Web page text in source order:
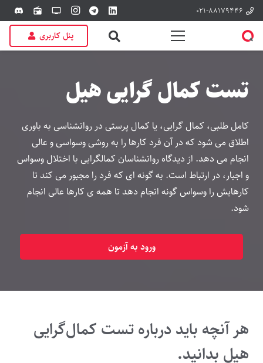
۰۲۱-۸۸۱۷۹۴۴۶ tv
radio
discord
پنل کاربری
تست کمال گرایی هیل
کامل طلبی، کمال گرایی، یا کمال پرستی در روانشناسی به باوری
اطلاق می شود که در آن فرد کارها را به روشی وسواسی و عالی
انجام می دهد. از دیدگاه روانشناسان کمالگرایی با اختلال وسواس
و اجبار، در ارتباط است. به گونه ای که فرد را مجبور می کند تا
کارهایش را وسواس گونه انجام دهد تا همه ی کارها عالی انجام
شود.
ورود به آزمون
هر آنچه باید درباره تست کمال‌گرایی
هیل بدانید.